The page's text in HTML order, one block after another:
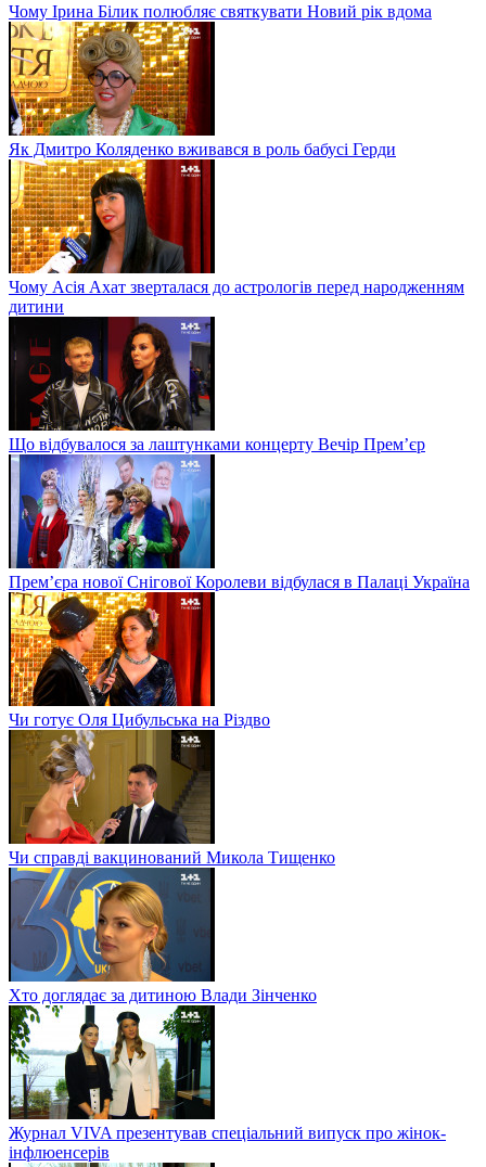
Чому Ірина Білик полюбляє святкувати Новий рік вдома
Як Дмитро Коляденко вживався в роль бабусі Герди
Чому Асія Ахат зверталася до астрологів перед народженням
дитини
Що відбувалося за лаштунками концерту Вечір Прем’єр
Прем’єра нової Снігової Королеви відбулася в Палаці Україна
Чи готує Оля Цибульська на Різдво
Чи справді вакцинований Микола Тищенко
Хто доглядає за дитиною Влади Зінченко
Журнал VIVA презентував спеціальний випуск про жінок-
інфлюенсерів